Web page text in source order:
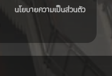
นโยบายความเป็นส่วนตัว